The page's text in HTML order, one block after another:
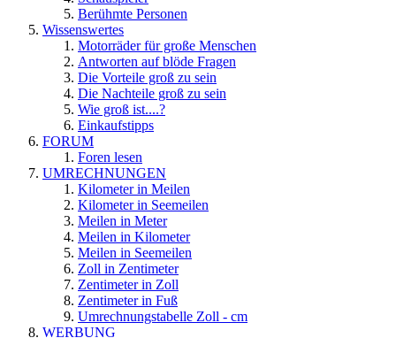
Berühmte Personen
Wissenswertes
Motorräder für große Menschen
Antworten auf blöde Fragen
Die Vorteile groß zu sein
Die Nachteile groß zu sein
Wie groß ist....?
Einkaufstipps
FORUM
Foren lesen
UMRECHNUNGEN
Kilometer in Meilen
Kilometer in Seemeilen
Meilen in Meter
Meilen in Kilometer
Meilen in Seemeilen
Zoll in Zentimeter
Zentimeter in Zoll
Zentimeter in Fuß
Umrechnungstabelle Zoll - cm
WERBUNG